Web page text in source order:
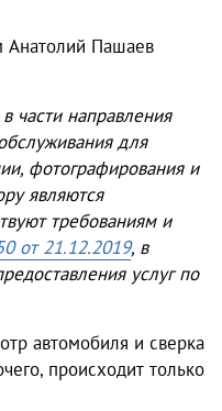
Анатолий Пашаев
части направления
для
фотографирования и
являются
требованиям и
от 21.12.2019, в
услуг по
автомобиля и сверка
происходит только